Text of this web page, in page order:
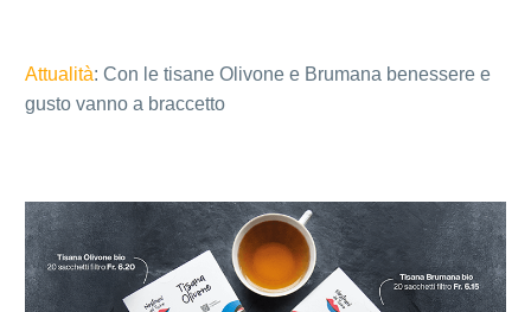
Attualità: Con le tisane Olivone e Brumana benessere e
gusto vanno a braccetto